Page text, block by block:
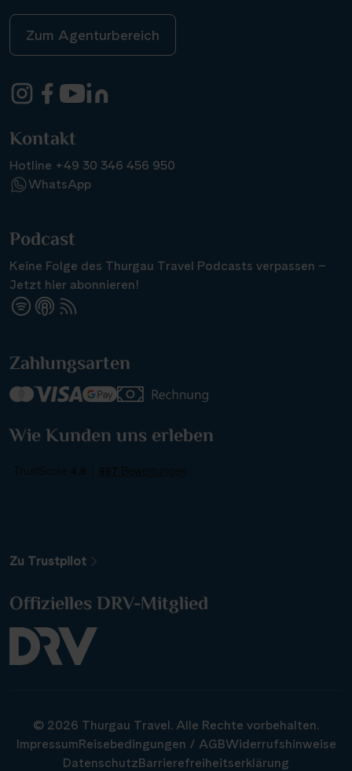
Zum Agenturbereich
Kontakt
Hotline +49 30 346 456 950
WhatsApp
Podcast
Keine Folge des Thurgau Travel Podcasts verpassen –
Jetzt hier abonnieren!
Zahlungsarten
Wie Kunden uns erleben
Zu Trustpilot
Offizielles DRV-Mitglied
© 2026 Thurgau Travel. Alle Rechte vorbehalten.
ImpressumReisebedingungen / AGBWiderrufshinweise
DatenschutzBarrierefreiheitserklärung